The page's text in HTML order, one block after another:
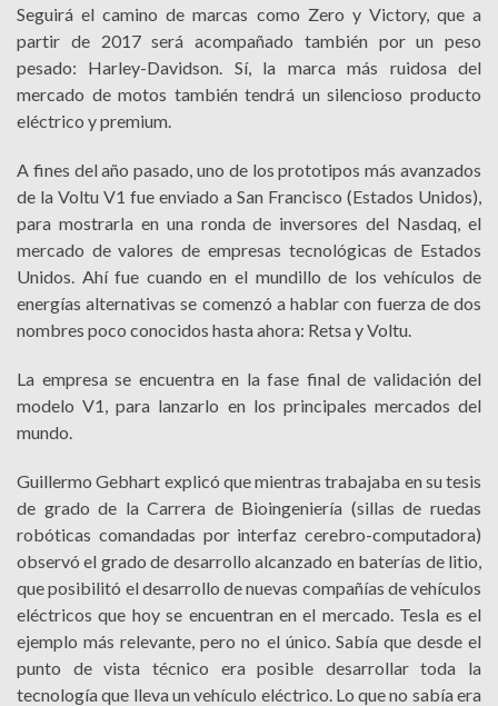
Seguirá el camino de marcas como Zero y Victory, que a
partir de 2017 será acompañado también por un peso
pesado: Harley-Davidson. Sí, la marca más ruidosa del
mercado de motos también tendrá un silencioso producto
eléctrico y premium.
A fines del año pasado, uno de los prototipos más avanzados
de la Voltu V1 fue enviado a San Francisco (Estados Unidos),
para mostrarla en una ronda de inversores del Nasdaq, el
mercado de valores de empresas tecnológicas de Estados
Unidos. Ahí fue cuando en el mundillo de los vehículos de
energías alternativas se comenzó a hablar con fuerza de dos
nombres poco conocidos hasta ahora: Retsa y Voltu.
La empresa se encuentra en la fase final de validación del
modelo V1, para lanzarlo en los principales mercados del
mundo.
Guillermo Gebhart explicó que mientras trabajaba en su tesis
de grado de la Carrera de Bioingeniería (sillas de ruedas
robóticas comandadas por interfaz cerebro-computadora)
observó el grado de desarrollo alcanzado en baterías de litio,
que posibilitó el desarrollo de nuevas compañías de vehículos
eléctricos que hoy se encuentran en el mercado. Tesla es el
ejemplo más relevante, pero no el único. Sabía que desde el
punto de vista técnico era posible desarrollar toda la
tecnología que lleva un vehículo eléctrico. Lo que no sabía era